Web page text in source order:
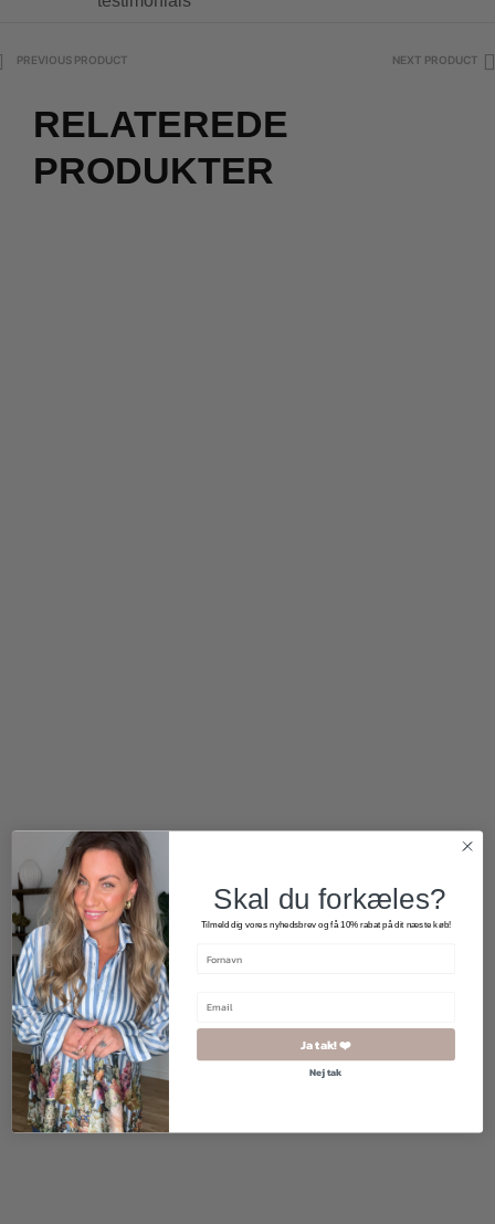
PREVIOUS PRODUCT NEXT PRODUCT
RELATEREDE
PRODUKTER
300,00kr.
Skal du forkæles?
Tilmeld dig vores nyhedsbrev og få 10% rabat på dit næste køb!
Ja tak! ❤️
Nej tak